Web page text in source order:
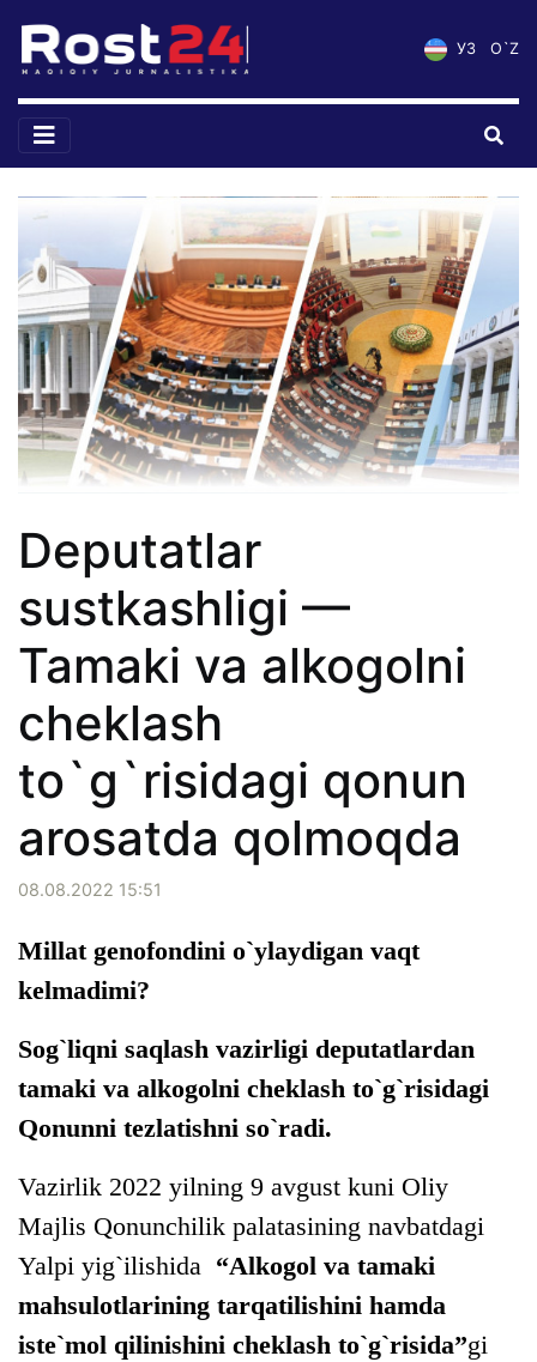
УЗ O`Z
Deputatlar
sustkashligi —
Tamaki va alkogolni
cheklash
to`g`risidagi qonun
arosatda qolmoqda
08.08.2022 15:51
Millat genofondini o`ylaydigan vaqt
kelmadimi?
Sog`liqni saqlash vazirligi deputatlardan
tamaki va alkogolni cheklash to`g`risidagi
Qonunni tezlatishni so`radi.
Vazirlik 2022 yilning 9 avgust kuni Oliy
Majlis Qonunchilik palatasining navbatdagi
Yalpi yig`ilishida “Alkogol va tamaki
mahsulotlarining tarqatilishini hamda
iste`mol qilinishini cheklash to`g`risida”gi